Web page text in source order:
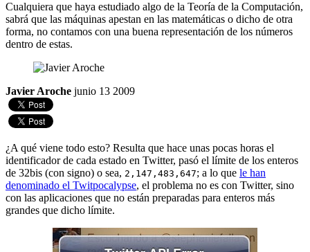
Cualquiera que haya estudiado algo de la Teoría de la Computación,
sabrá que las máquinas apestan en las matemáticas o dicho de otra
forma, no contamos con una buena representación de los números
dentro de estas.
Javier Aroche junio 13 2009
¿A qué viene todo esto? Resulta que hace unas pocas horas el
identificador de cada estado en Twitter, pasó el límite de los enteros
de 32bis (con signo) o sea, 2,147,483,647; a lo que le han
denominado el Twitpocalypse, el problema no es con Twitter, sino
con las aplicaciones que no están preparadas para enteros más
grandes que dicho límite.